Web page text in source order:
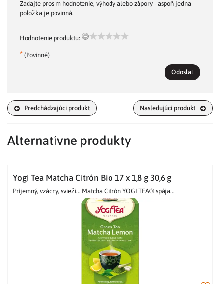
Zadajte prosím hodnotenie, výhody alebo zápory - aspoň jedna
položka je povinná.
Hodnotenie produktu:
* (Povinné)
Odoslať
Predchádzajúci produkt Nasledujúci produkt
Alternatívne produkty
Yogi Tea Matcha Citrón Bio 17 x 1,8 g 30,6 g
Príjemný, vzácny, svieži... Matcha Citrón YOGI TEA® spája...